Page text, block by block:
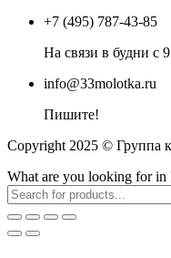
+7 (495) 787-43-85
На связи в будни с
info@33molotka.ru
Пишите!
Copyright 2025 © Группа
What are you looking for in